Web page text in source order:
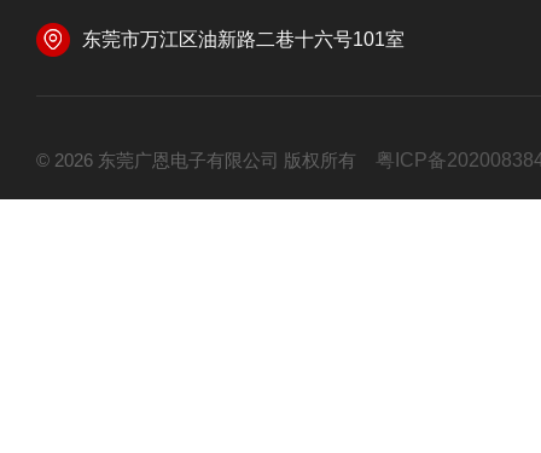
东莞市万江区油新路二巷十六号101室
© 2026 东莞广恩电子有限公司 版权所有 粤ICP备